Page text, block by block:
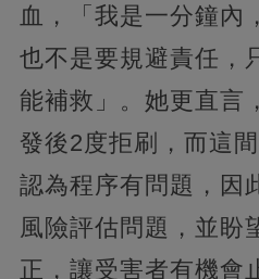
血，「我是一分鐘內
也不是要規避責任，
能補救」。她更直言
發後2度拒刷，而這
認為程序有問題，因
風險評估問題，並盼
正，讓受害者有機會